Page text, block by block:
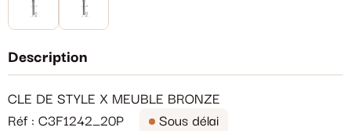
Description
CLE DE STYLE X MEUBLE BRONZE
Réf : C3F1242_20P
Sous délai